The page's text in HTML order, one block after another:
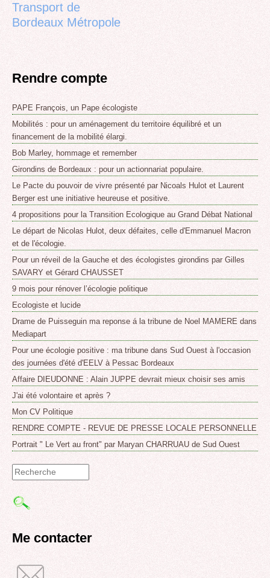
Transport de
Bordeaux Métropole
Rendre compte
PAPE François, un Pape écologiste
Mobilités : pour un aménagement du territoire équilibré et un
financement de la mobilité élargi.
Bob Marley, hommage et remember
Girondins de Bordeaux : pour un actionnariat populaire.
Le Pacte du pouvoir de vivre présenté par Nicoals Hulot et Laurent
Berger est une initiative heureuse et positive.
4 propositions pour la Transition Ecologique au Grand Débat National
Le départ de Nicolas Hulot, deux défaites, celle d'Emmanuel Macron
et de l'écologie.
Pour un réveil de la Gauche et des écologistes girondins par Gilles
SAVARY et Gérard CHAUSSET
9 mois pour rénover l’écologie politique
Ecologiste et lucide
Drame de Puisseguin ma reponse á la tribune de Noel MAMERE dans
Mediapart
Pour une écologie positive : ma tribune dans Sud Ouest à l'occasion
des journées d'été d'EELV à Pessac Bordeaux
Affaire DIEUDONNE : Alain JUPPE devrait mieux choisir ses amis
J'ai été volontaire et après ?
Mon CV Politique
RENDRE COMPTE - REVUE DE PRESSE LOCALE PERSONNELLE
Portrait " Le Vert au front" par Maryan CHARRUAU de Sud Ouest
Formulaire
de
recherche
Me contacter